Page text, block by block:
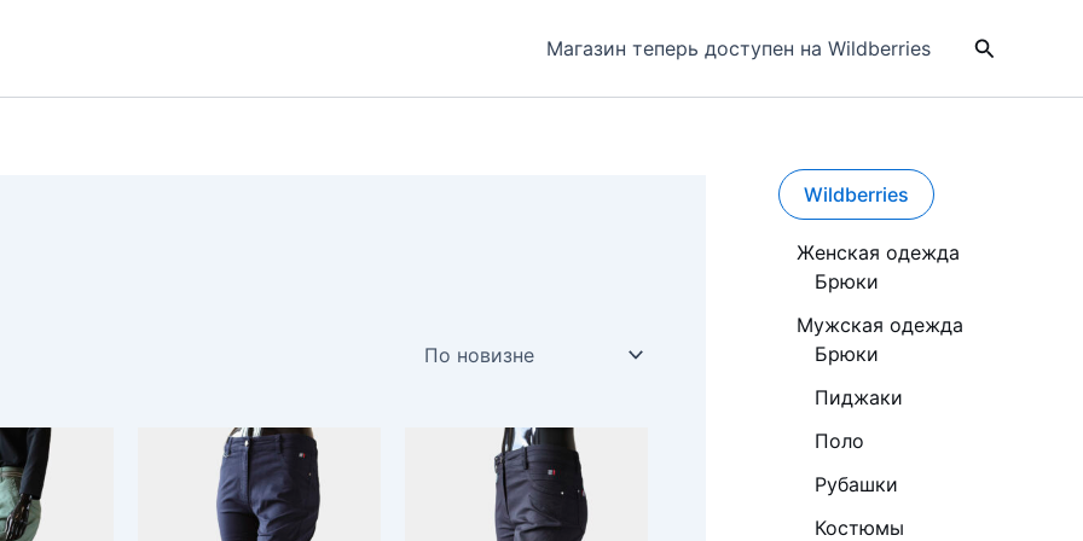
Магазин теперь доступен на Wildberries Поиск
Wildberries
Женская одежда
Брюки
Мужская одежда
Брюки
Пиджаки
Поло
Рубашки
Костюмы